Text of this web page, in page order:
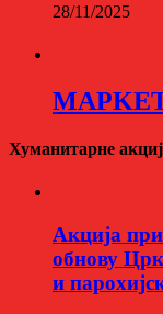
28/11/2025
Хуманитарне
Aкција
обнову
и